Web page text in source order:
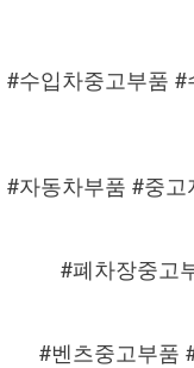
#수입차중고부품
#자동차부품 #중
#폐차장중고
#벤츠중고부품